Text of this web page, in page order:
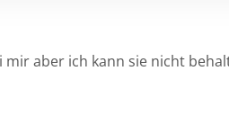
aber ich kann sie nicht